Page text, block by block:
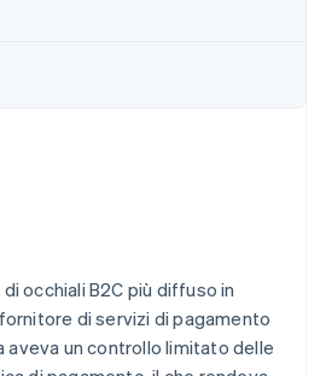
occhiali B2C più diffuso in
di servizi di pagamento
aveva un controllo limitato delle